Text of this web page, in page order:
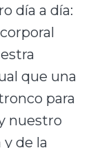
día a día:
que una
para
nuestro
de la